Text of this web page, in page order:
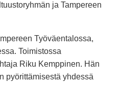
ja Tampereen
Työväentalossa,
Toimistossa
Riku Kemppinen. Hän
pyörittämisestä yhdessä